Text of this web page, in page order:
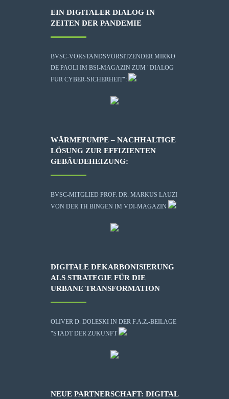
EIN DIGITALER DIALOG IN
ZEITEN DER PANDEMIE
BVSC-VORSTANDSVORSITZENDER MIRKO
DE PAOLI IM BSI-MAGAZIN ZUM "DIALOG
FÜR CYBER-SICHERHEIT":
WÄRMEPUMPE – NACHHALTIGE
LÖSUNG ZUR EFFIZIENTEN
GEBÄUDEHEIZUNG:
BVSC-MITGLIED PROF. DR. MARKUS LAUZI
VON DER TH BINGEN IM VDI-MAGAZIN
DIGITALE DEKARBONISIERUNG
ALS STRATEGIE FÜR DIE
URBANE TRANSFORMATION
OLIVER D. DOLESKI IN DER F.A.Z.-BEILAGE
"STADT DER ZUKUNFT
NEUE PARTNERSCHAFT: DIGITAL